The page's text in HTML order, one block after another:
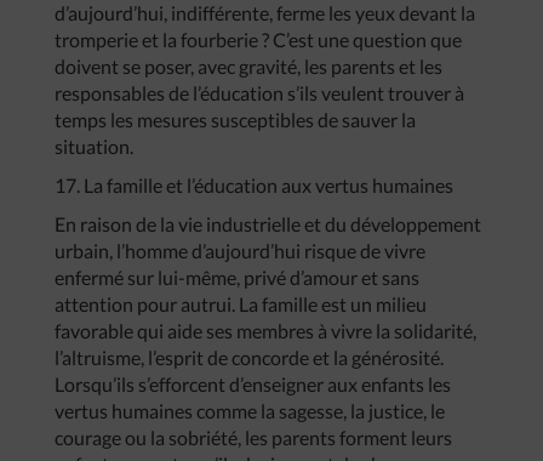
d’aujourd’hui, indifférente, ferme les yeux devant la
tromperie et la fourberie ? C’est une question que
doivent se poser, avec gravité, les parents et les
responsables de l’éducation s’ils veulent trouver à
temps les mesures susceptibles de sauver la
situation.
17. La famille et l’éducation aux vertus humaines
En raison de la vie industrielle et du développement
urbain, l’homme d’aujourd’hui risque de vivre
enfermé sur lui-même, privé d’amour et sans
attention pour autrui. La famille est un milieu
favorable qui aide ses membres à vivre la solidarité,
l’altruisme, l’esprit de concorde et la générosité.
Lorsqu’ils s’efforcent d’enseigner aux enfants les
vertus humaines comme la sagesse, la justice, le
courage ou la sobriété, les parents forment leurs